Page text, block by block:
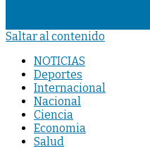
Saltar al contenido
NOTICIAS
Deportes
Internacional
Nacional
Ciencia
Economia
Salud